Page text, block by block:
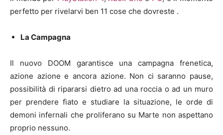
perfetto per rivelarvi ben 11 cose che dovreste .
La Campagna
Il nuovo DOOM garantisce una campagna frenetica,
azione azione e ancora azione. Non ci saranno pause,
possibilità di ripararsi dietro ad una roccia o ad un muro
per prendere fiato e studiare la situazione, le orde di
demoni infernali che proliferano su Marte non aspettano
proprio nessuno.